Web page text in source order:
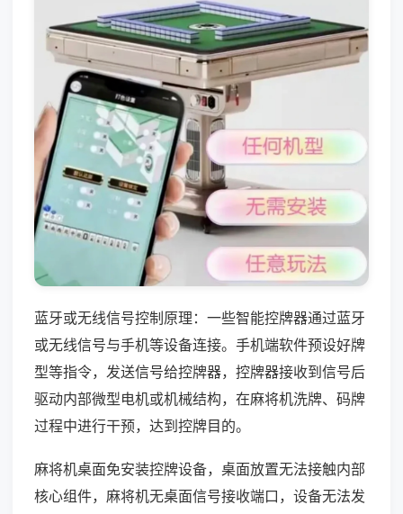
蓝牙或无线信号控制原理：一些智能控牌器通过蓝牙
或无线信号与手机等设备连接。手机端软件预设好牌
型等指令，发送信号给控牌器，控牌器接收到信号后
驱动内部微型电机或机械结构，在麻将机洗牌、码牌
过程中进行干预，达到控牌目的。
麻将机桌面免安装控牌设备，桌面放置无法接触内部
核心组件，麻将机无桌面信号接收端口，设备无法发